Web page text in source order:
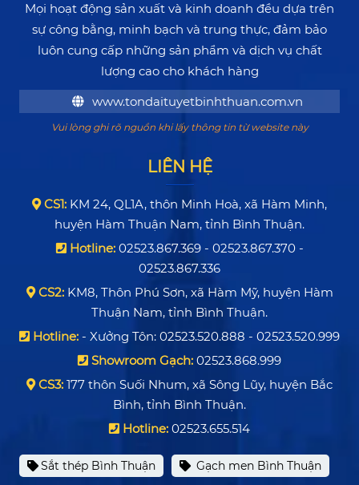
Mọi hoạt động sản xuất và kinh doanh đều dựa trên
sự công bằng, minh bạch và trung thực, đảm bảo
luôn cung cấp những sản phẩm và dịch vụ chất
lượng cao cho khách hàng
www.tondaituyetbinhthuan.com.vn
Vui lòng ghi rõ nguồn khi lấy thông tin từ website này
LIÊN HỆ
CS1: KM 24, QL1A, thôn Minh Hoà, xã Hàm Minh,
huyện Hàm Thuận Nam, tỉnh Bình Thuận.
Hotline:02523.867.369 - 02523.867.370 -
02523.867.336
CS2:KM8, Thôn Phú Sơn, xã Hàm Mỹ, huyện Hàm
Thuận Nam, tỉnh Bình Thuận.
Hotline: - Xưởng Tôn: 02523.520.888 - 02523.520.999
Showroom Gạch: 02523.868.999
CS3: 177 thôn Suối Nhum, xã Sông Lũy, huyện Bắc
Bình, tỉnh Bình Thuận.
Hotline: 02523.655.514
Sắt thép Bình Thuận Gạch men Bình Thuận